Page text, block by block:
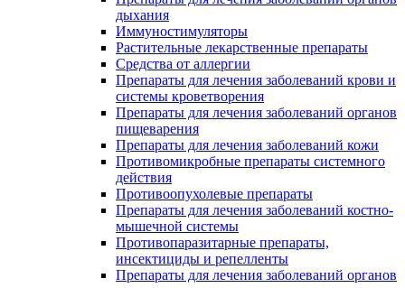
дыхания
Иммуностимуляторы
Растительные лекарственные препараты
Средства от аллергии
Препараты для лечения заболеваний крови и
системы кроветворения
Препараты для лечения заболеваний органов
пищеварения
Препараты для лечения заболеваний кожи
Противомикробные препараты системного
действия
Противоопухолевые препараты
Препараты для лечения заболеваний костно-
мышечной системы
Противопаразитарные препараты,
инсектициды и репелленты
Препараты для лечения заболеваний органов